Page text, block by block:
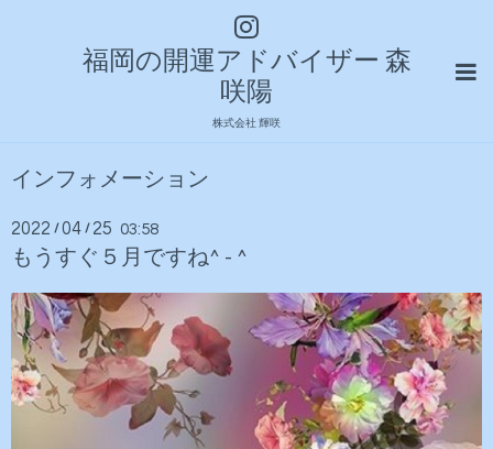
福岡の開運アドバイザー 森
咲陽
株式会社 輝咲
インフォメーション
2022 /04 / 25 03:58
もうすぐ５月ですね^ - ^